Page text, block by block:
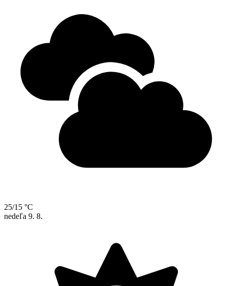
25/15 °C
nedeľa 9. 8.